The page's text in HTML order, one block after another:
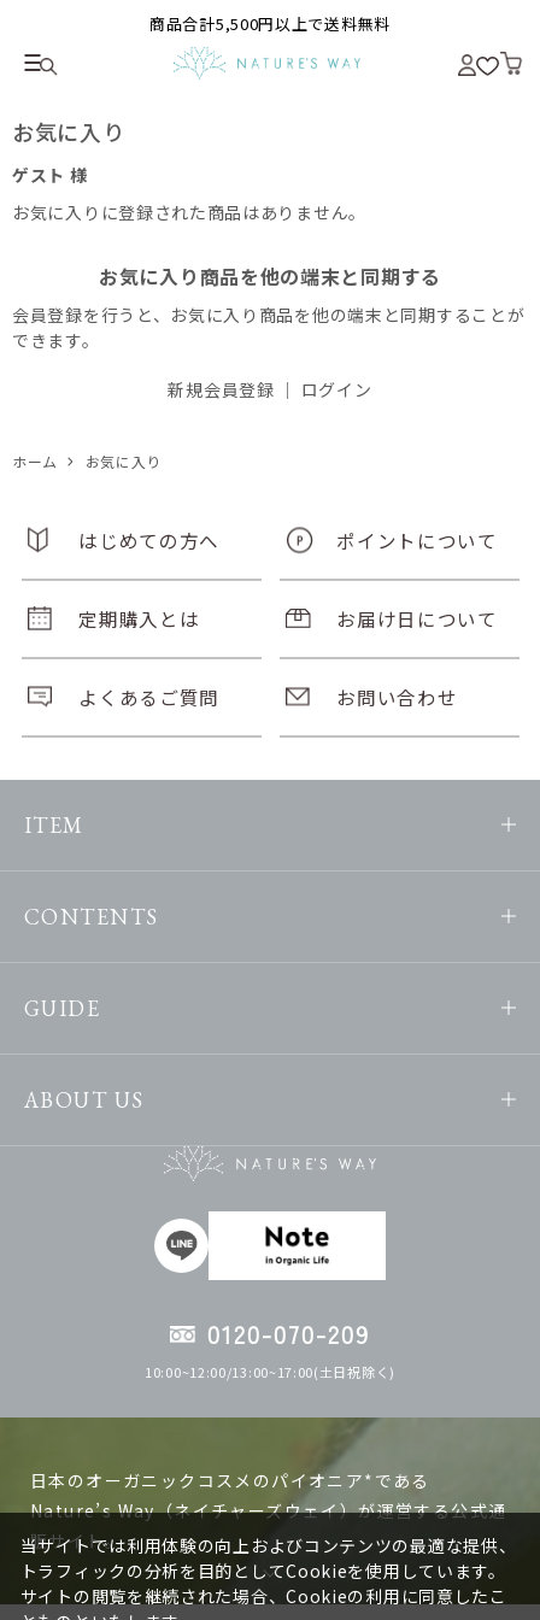
商品合計5,500円以上で送料無料
お気に入り
ゲスト 様
お気に入りに登録された商品はありません。
ホーム お気に入り
お気に入り商品を他の端末と同期する
会員登録を行うと、お気に入り商品を他の端末と同期することが
できます。
新規会員登録 ｜ ログイン
はじめての方へ ポイントについて
定期購入とは お届け日について
よくあるご質問 お問い合わせ
ITEM
CONTENTS
GUIDE
ABOUT US
0120-070-209
10:00~12:00/13:00~17:00(土日祝除く)
日本のオーガニックコスメのパイオニア*である
Nature’s Way（ネイチャーズウェイ）が運営する公式通
販サイト。
ネイチャーズウェイの製品は日本で作る、日本人の肌に
当サイトでは利用体験の向上およびコンテンツの最適な提供、
トラフィックの分析を目的としてCookieを使用しています。
サイトの閲覧を継続された場合、Cookieの利用に同意したこ